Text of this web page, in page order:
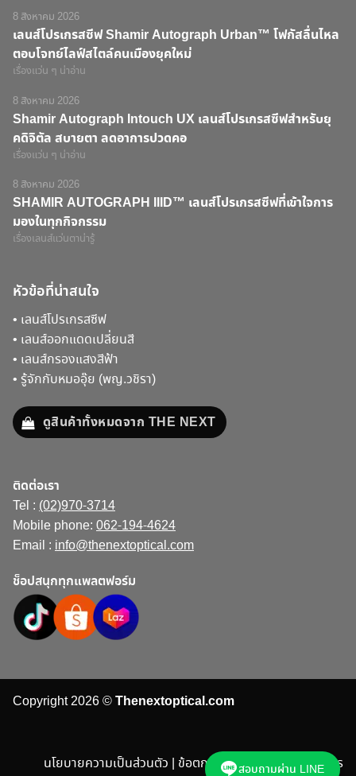
8 สิงหาคม 2026
เลนส์โปรเกรสซีฟ Shamir Autograph Urban™ โฟกัสลื่นไหล
ตอบโจทย์ไลฟ์สไตล์คนเมืองยุคใหม่
เรื่องแว่น ๆ น่าอ่าน
8 สิงหาคม 2026
Shamir Autograph Intouch UX เลนส์โปรเกรสซีฟสำหรับยุ
คดิจิตัล สบายตา ลดอาการปวดคอ
เรื่องแว่น ๆ น่าอ่าน
8 สิงหาคม 2026
SHAMIR AUTOGRAPH IIID™ เลนส์โปรเกรสซีฟที่เข้าใจการ
มองในทุกกิจกรรม
เรื่องเลนส์แว่นตาน่ารู้
หัวข้อที่น่าสนใจ
• เลนส์โปรเกรสซีฟ
• เลนส์ออกแดดเปลี่ยนสี
• เลนส์กรองแสงสีฟ้า
• รู้จักกับหมออุ๊ย (พญ.วชิรา)
ดูสินค้าทั้งหมดจาก THE NEXT
ติดต่อเรา
Tel : (02)970-3714
Mobile phone: 062-194-4624
Email : info@thenextoptical.com
ช็อปสนุกทุกแพลตฟอร์ม
Copyright 2026 ©Thenextoptical.com
นโยบายความเป็นส่วนตัว | ข้อตกลงและเงื่อนไขในการบริการ
สอบถามผ่าน LINE